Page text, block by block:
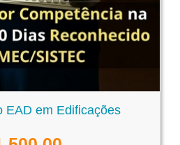
EAD em Edificações